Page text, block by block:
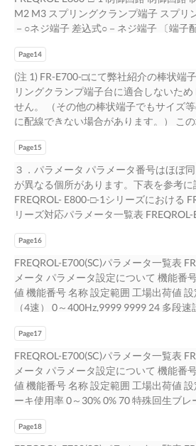
ＳＥ ＳＥ 端子5、端子SDとは絶縁され
Ｍ - Ｓ1 Ｓ1 コモンは端子PC セセーフ
状態 ーティス フ ON：セーフティスト
Ｓ2 Ｓ2 ィ入力 ス トセーフテ - - Ｓ0 コモ
ニタ OFF：内部安全回路異常やアラー
全回路異常なし 通信 ＰＵコネクタ ＰＵ
りますので、取扱説明書を RS-485 参照
コネクタ ＵＳＢコネクタ ＊1 PC端子は
端子コモン用と外部トランジスタコモ
入力コモン（ソース）用またはDC24V
すので、セーフティストップを用いらず
ン（シンク)、接点入力コモン（ソース
する際は、セーフティストップの短絡用
子,S2端子,PC端子のセーフティストップ
させながら PC端子の外部トランジスタ
るようにしてください。 11/29 ＢＣＮ-
M4 M4 M4 M4 M4 M4 M4 M4 ＊1 単相
子はありません。 12/29 BCN-C21002-
M2 M3 スプリングクランプ端子 スプリ
－○ネジ端子 差込式○－ネジ端子 〔端子
端子 FM を装備しています。 *2 FM 端子
備しています。 13/29 BCN-C21002-
Page14
(注 1) FR-E700-□にて弊社紹介の棒状端
リングクランプ端子台に適合しないため
せん。 （その他の棒状端子でもサイズ
に配線できない場合があります。） こ
状端子をご使用願います。また、適用可
願います。 表．FREQROL-E800制御端
線の場合） 電線被覆むきサイズ 適用可
（mm2） 電線は、バラつかないように
をしてください。 0.3～0.75 また、半田
の場合） 棒状端子型式（フェニックス･
能裸線サイズ（mm2） 絶縁スリーブ付
0,34-10TQ - 0.3 AI 0.5-10WH - 0.5 AI
AI 1-10RD A 1-10 1 AI 1.5-10BK AI 1.5-
2×0.75-GY - 0.75(2本用) 棒状端子型式（
線サイズ（mm2） 棒状端子品番 棒状端
0.75 0.3～0.75 14/29 BCN-C21002-214A
Page15
３．パラメータ パラメータ番号はほぼ
が異なる個所があります。下表を参考に
FREQROL- E800-□-1シリーズにおける
リーズ対応パラメータ一覧表
について以下に示します。 FREQROL-
設定値が工場出荷値以外に設定されて
て FREQROL-E800-1シリーズのパラメ
い。 FREQROL-E700（SC）シリーズで
場合、基本的には FREQROL-E800-1シ
バータの動作特性や性能を保証するもの
ラメータは、FREQREOL-E700（SC）
FREQROL-E700のパラメータをそのま
す。 △：FREQROL-E700のパラメータ
FREQROL-E800にて調整・設定
タ一覧表 FREQROL-E800-1対応パラメ
いて 機能番号 名称 設定範囲 工場出荷値
工場出荷値 設定 備考 0 トルクブースト
Page16
FREQROL-E700(SC)パラメータ一覧表
メータ パラメータ設定について 機能番
値 機能番号 名称 設定範囲 工場出荷値
（4速） 0～400Hz,9999 9999 24 多段速
25 多段速設定（5速） 0～590Hz,9999
速） 0～400Hz,9999 9999 26 多段速設
9999 ◎ 27 多段速設定（7速） 0～
定（7速） 0～590Hz,9999 9999 ◎ 29 加
0 29 加減速パターン選択 0,1,2 0 ◎ 30
31 周波数ジャンプ 1A 0～590Hz,9999
プ 1B 0～400Hz,9999 9999 32 周波数ジ
Page17
FREQROL-E700(SC)パラメータ一覧表
メータ パラメータ設定について 機能番
値 機能番号 名称 設定範囲 工場出荷値
ーキ使用率 0～30% 0% 70 特殊回生ブ
0,3,5,6,10,13,15,16,20,23,40, 0 △
Page18